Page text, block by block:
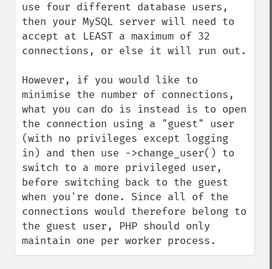
use four different database users,
then your MySQL server will need to
accept at LEAST a maximum of 32
connections, or else it will run out.
However, if you would like to
minimise the number of connections,
what you can do is instead is to open
the connection using a "guest" user
(with no privileges except logging
in) and then use ->change_user() to
switch to a more privileged user,
before switching back to the guest
when you're done. Since all of the
connections would therefore belong to
the guest user, PHP should only
maintain one per worker process.